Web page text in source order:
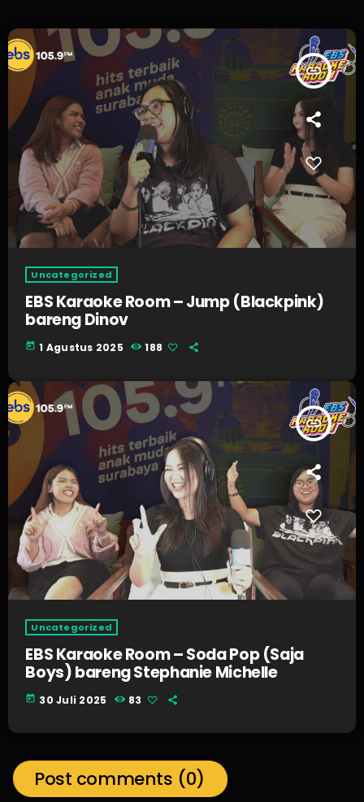
insert_link
Uncategorized
EBS Karaoke Room – Jump (Blackpink)
bareng Dinov
today 1 Agustus 2025 188
insert_link
Uncategorized
EBS Karaoke Room – Soda Pop (Saja
Boys) bareng Stephanie Michelle
today 30 Juli 2025 83
Post comments (0)